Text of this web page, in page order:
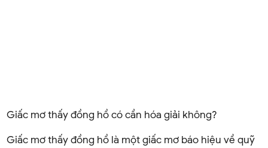
Giấc mơ thấy đồng hồ có cần hóa giải không?
Giấc mơ thấy đồng hồ là một giấc mơ báo hiệu về quỹ